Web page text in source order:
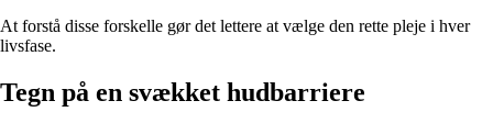
At forstå disse forskelle gør det lettere at vælge den rette pleje i hver
livsfase.
Tegn på en svækket hudbarriere